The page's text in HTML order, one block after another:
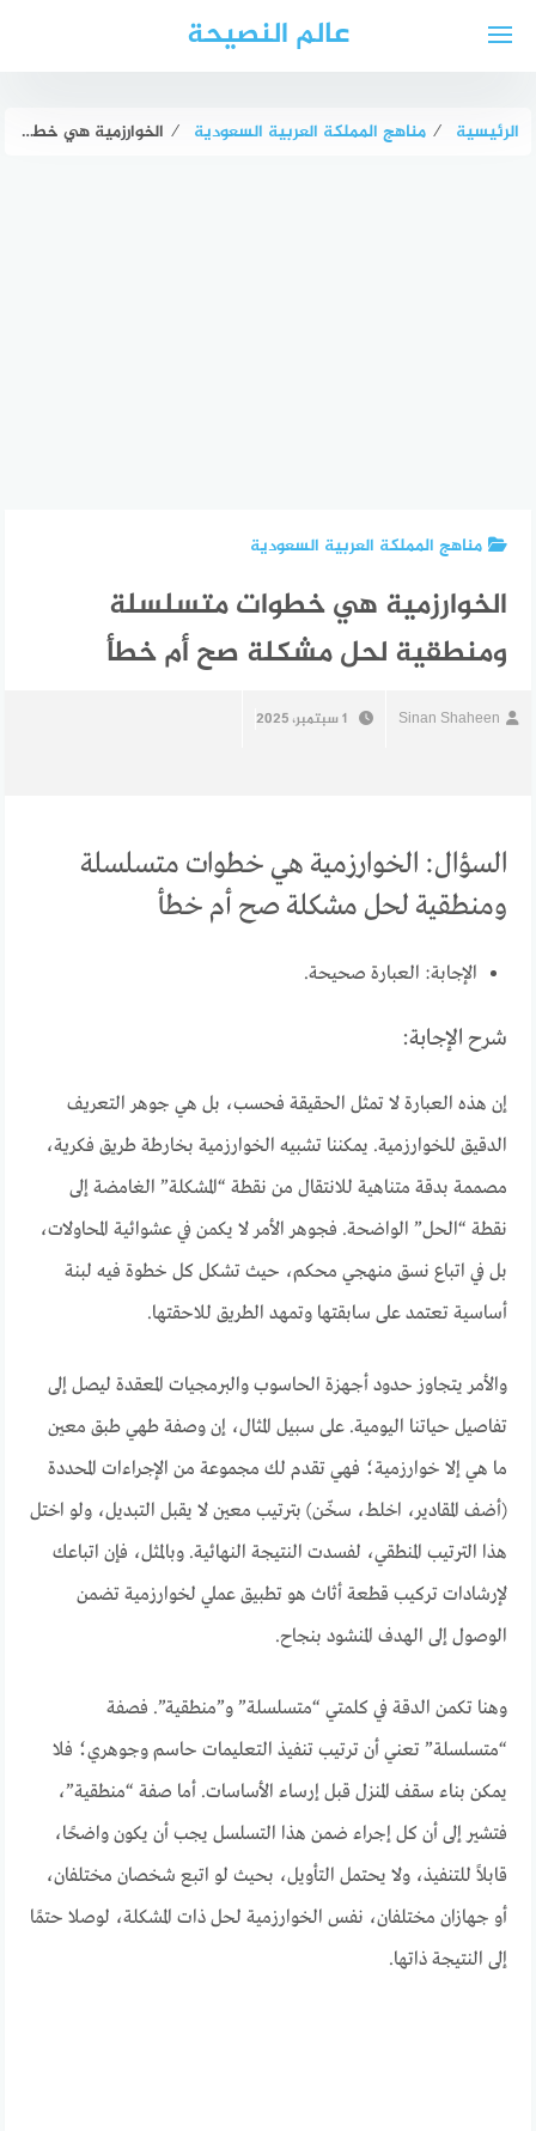
عالم النصيحة
الرئيسية ⁄ مناهج المملكة العربية السعودية ⁄ الخوارزمية هي خطوات متسلسلة ومنطقية لحل مشكلة صح أم خطأ
مناهج المملكة العربية السعودية
الخوارزمية هي خطوات متسلسلة
ومنطقية لحل مشكلة صح أم خطأ
Sinan Shaheen 1 سبتمبر، 2025
السؤال: الخوارزمية هي خطوات متسلسلة
ومنطقية لحل مشكلة صح أم خطأ
الإجابة: العبارة صحيحة.
شرح الإجابة:
إن هذه العبارة لا تمثل الحقيقة فحسب، بل هي جوهر التعريف
الدقيق للخوارزمية. يمكننا تشبيه الخوارزمية بخارطة طريق فكرية،
مصممة بدقة متناهية للانتقال من نقطة “المشكلة” الغامضة إلى
نقطة “الحل” الواضحة. فجوهر الأمر لا يكمن في عشوائية المحاولات،
بل في اتباع نسق منهجي محكم، حيث تشكل كل خطوة فيه لبنة
أساسية تعتمد على سابقتها وتمهد الطريق للاحقتها.
والأمر يتجاوز حدود أجهزة الحاسوب والبرمجيات المعقدة ليصل إلى
تفاصيل حياتنا اليومية. على سبيل المثال، إن وصفة طهي طبق معين
ما هي إلا خوارزمية؛ فهي تقدم لك مجموعة من الإجراءات المحددة
(أضف المقادير، اخلط، سخّن) بترتيب معين لا يقبل التبديل، ولو اختل
هذا الترتيب المنطقي، لفسدت النتيجة النهائية. وبالمثل، فإن اتباعك
لإرشادات تركيب قطعة أثاث هو تطبيق عملي لخوارزمية تضمن
الوصول إلى الهدف المنشود بنجاح.
وهنا تكمن الدقة في كلمتي “متسلسلة” و”منطقية”. فصفة
“متسلسلة” تعني أن ترتيب تنفيذ التعليمات حاسم وجوهري؛ فلا
يمكن بناء سقف المنزل قبل إرساء الأساسات. أما صفة “منطقية”،
فتشير إلى أن كل إجراء ضمن هذا التسلسل يجب أن يكون واضحًا،
قابلاً للتنفيذ، ولا يحتمل التأويل، بحيث لو اتبع شخصان مختلفان،
أو جهازان مختلفان، نفس الخوارزمية لحل ذات المشكلة، لوصلا حتمًا
إلى النتيجة ذاتها.